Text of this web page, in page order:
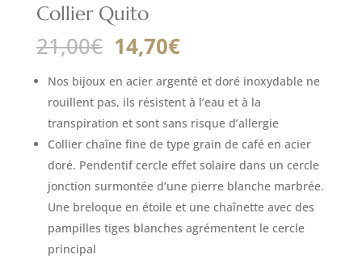
Collier Quito
21,00€ Le
prix
initial
était :
21,00€.
14,70€Le
actuel
est :
14,70€.
Nos bijoux en acier argenté et doré inoxydable ne
rouillent pas, ils résistent à l’eau et à la
transpiration et sont sans risque d’allergie
Collier chaîne fine de type grain de café en acier
doré. Pendentif cercle effet solaire dans un cercle
jonction surmontée d’une pierre blanche marbrée.
Une breloque en étoile et une chaînette avec des
pampilles tiges blanches agrémentent le cercle
principal